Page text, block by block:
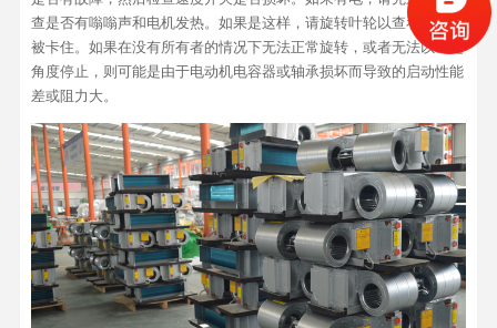
查是否有嗡嗡声和电机发热。如果是这样，请旋转叶轮以查看其是否
被卡住。如果在没有所有者的情况下无法正常旋转，或者无法以一定
角度停止，则可能是由于电动机电容器或轴承损坏而导致的启动性能
差或阻力大。